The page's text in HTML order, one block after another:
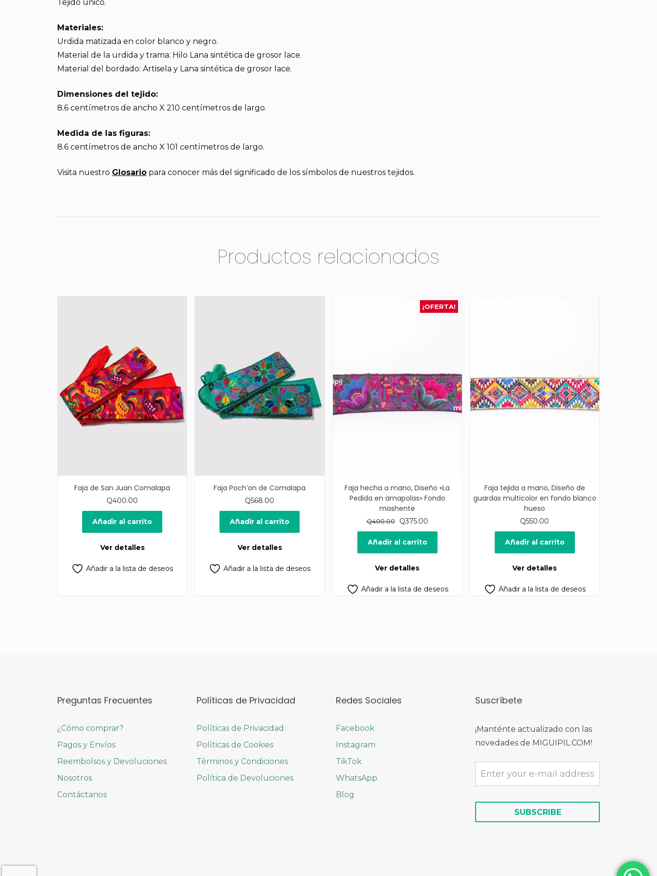
Tejido único.
Materiales:
Urdida matizada en color blanco y negro.
Material de la urdida y trama: Hilo Lana sintética de grosor lace.
Material del bordado: Artisela y Lana sintética de grosor lace.
Dimensiones del tejido:
8.6 centímetros de ancho X 210 centímetros de largo.
Medida de las figuras:
8.6 centímetros de ancho X 101 centímetros de largo.
Visita nuestro Glosario para conocer más del significado de los símbolos de nuestros tejidos.
Productos relacionados
Faja de San Juan Comalapa
Q400.00
Añadir al carrito
Ver detalles
Añadir a la lista de deseos
Faja Poch’on de Comalapa
Q568.00
Añadir al carrito
Ver detalles
Añadir a la lista de deseos
¡OFERTA!
Faja hecha a mano, Diseño «La
Pedida en amapolas» Fondo
mashente
Q400.00
El
precio
original
era:
Q375.00El
precio
es:
Añadir al carrito
Ver detalles
Añadir a la lista de deseos
Faja tejida a mano, Diseño de
guardas multicolor en fondo blanco
hueso
Q550.00
Añadir al carrito
Ver detalles
Añadir a la lista de deseos
Preguntas Frecuentes
¿Cómo comprar?
Pagos y Envíos
Reembolsos y Devoluciones
Nosotros
Contáctanos
Políticas de Privacidad
Políticas de Privacidad
Políticas de Cookies
Términos y Condiciones
Política de Devoluciones
Redes Sociales
Facebook
Instagram
TikTok
WhatsApp
Blog
Suscríbete
¡Manténte actualizado con las
novedades de MIGUIPIL.COM!